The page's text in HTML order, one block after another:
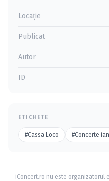
Locație
Publicat
Autor
ID
ETICHETE
#Cassa Loco #Concerte
iConcert.ro nu este organizatorul